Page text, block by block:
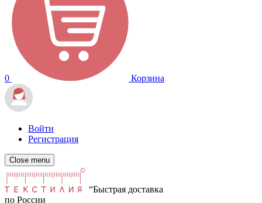
0 Корзина
Войти
Регистрация
Close menu
“Быстрая доставка
по России